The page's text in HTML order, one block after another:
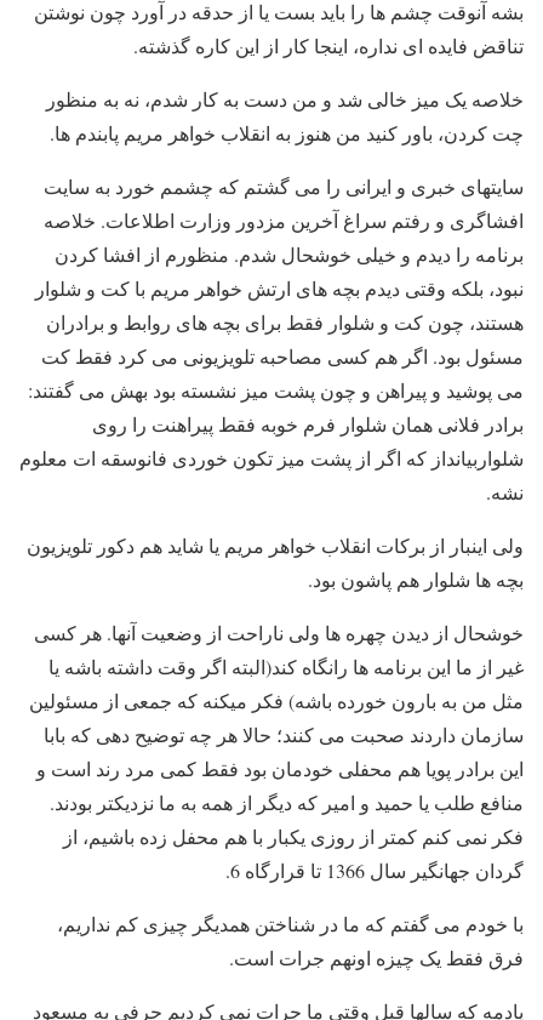
بشه آنوقت چشم ها را باید بست یا از حدقه در آورد چون نوشتن
تناقض فایده ای نداره، اینجا کار از این کاره گذشته.
خلاصه یک میز خالی شد و من دست به کار شدم، نه به منظور
چت کردن، باور کنید من هنوز به انقلاب خواهر مریم پابندم ها.
سایتهای خبری و ایرانی را می گشتم که چشمم خورد به سایت
افشاگری و رفتم سراغ آخرین مزدور وزارت اطلاعات. خلاصه
برنامه را دیدم و خیلی خوشحال شدم. منظورم از افشا کردن
نبود، بلکه وقتی دیدم بچه های ارتش خواهر مریم با کت و شلوار
هستند، چون کت و شلوار فقط برای بچه های روابط و برادران
مسئول بود. اگر هم کسی مصاحبه تلویزیونی می کرد فقط کت
می پوشید و پیراهن و چون پشت میز نشسته بود بهش می گفتند:
برادر فلانی همان شلوار فرم خوبه فقط پیراهنت را روی
شلواربیانداز که اگر از پشت میز تکون خوردی فانوسقه ات معلوم
نشه.
ولی اینبار از برکات انقلاب خواهر مریم یا شاید هم دکور تلویزیون
بچه ها شلوار هم پاشون بود.
خوشحال از دیدن چهره ها ولی ناراحت از وضعیت آنها. هر کسی
غیر از ما این برنامه ها رانگاه کند(البته اگر وقت داشته باشه یا
مثل من به بارون خورده باشه) فکر میکنه که جمعی از مسئولین
سازمان داردند صحبت می کنند؛ حالا هر چه توضیح دهی که بابا
این برادر پویا هم محفلی خودمان بود فقط کمی مرد رند است و
منافع طلب یا حمید و امیر که دیگر از همه به ما نزدیکتر بودند.
فکر نمی کنم کمتر از روزی یکبار با هم محفل زده باشیم، از
گردان جهانگیر سال 1366 تا قرارگاه 6.
با خودم می گفتم که ما در شناختن همدیگر چیزی کم نداریم،
فرق فقط یک چیزه اونهم جرات است.
یادمه که سالها قبل وقتی ما جرات نمی کردیم حرفی به مسعود